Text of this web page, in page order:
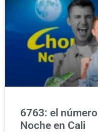
6763: el
Noche en Cali